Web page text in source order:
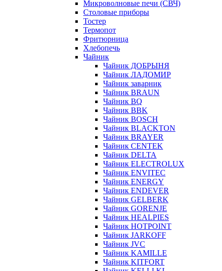
Микроволновые печи (СВЧ)
Столовые приборы
Тостер
Термопот
Фритюрница
Хлебопечь
Чайник
Чайник ДОБРЫНЯ
Чайник ЛАДОМИР
Чайник заварник
Чайник BRAUN
Чайник BQ
Чайник BBK
Чайник BOSCH
Чайник BLACKTON
Чайник BRAYER
Чайник CENTEK
Чайник DELTA
Чайник ELECTROLUX
Чайник ENVITEC
Чайник ENERGY
Чайник ENDEVER
Чайник GELBERK
Чайник GORENJE
Чайник HEALPIES
Чайник HOTPOINT
Чайник JARKOFF
Чайник JVC
Чайник KAMILLE
Чайник KITFORT